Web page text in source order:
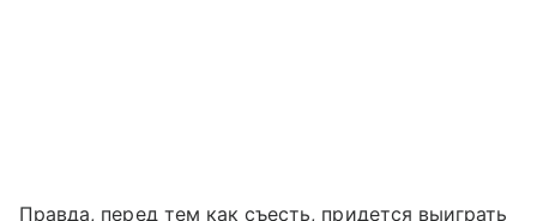
Правда, перед тем как съесть, придется выиграть